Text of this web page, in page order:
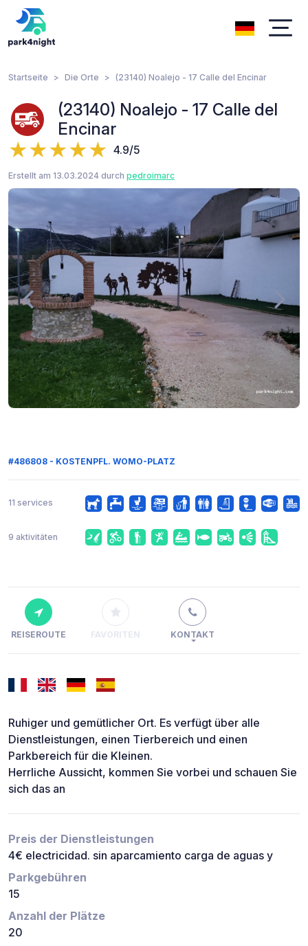
Startseite Die Orte (23140) Noalejo - 17 Calle del Encinar
(23140) Noalejo - 17 Calle del
Encinar
4.9/5
Erstellt am 13.03.2024 durch pedroimarc
#486808 - KOSTENPFL. WOMO-PLATZ
11 services
9 aktivitäten
REISEROUTE FAVORITEN KONTAKT
Ruhiger und gemütlicher Ort. Es verfügt über alle
Dienstleistungen, einen Tierbereich und einen
Parkbereich für die Kleinen.
Herrliche Aussicht, kommen Sie vorbei und schauen Sie
sich das an
Preis der Dienstleistungen
4€ electricidad. sin aparcamiento carga de aguas y
Parkgebühren
15
Anzahl der Plätze
20